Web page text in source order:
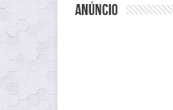
anúncio